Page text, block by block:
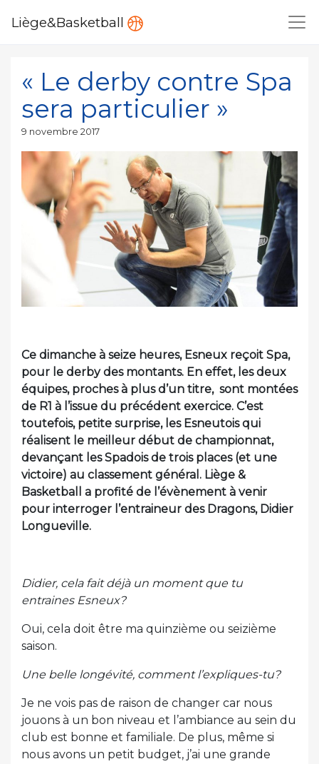
Liège&Basketball
« Le derby contre Spa
sera particulier »
Publié
9 novembre 2017
Ce dimanche à seize heures, Esneux reçoit Spa,
pour le derby des montants. En effet, les deux
équipes, proches à plus d’un titre, sont montées
de R1 à l’issue du précédent exercice. C’est
toutefois, petite surprise, les Esneutois qui
réalisent le meilleur début de championnat,
devançant les Spadois de trois places (et une
victoire) au classement général. Liège &
Basketball a profité de l’évènement à venir
pour interroger l’entraineur des Dragons, Didier
Longueville.
Didier, cela fait déjà un moment que tu
entraines Esneux?
Oui, cela doit être ma quinzième ou seizième
saison.
Une belle longévité, comment l’expliques-tu?
Je ne vois pas de raison de changer car nous
jouons à un bon niveau et l’ambiance au sein du
club est bonne et familiale. De plus, même si
nous avons un petit budget, j’ai une grande